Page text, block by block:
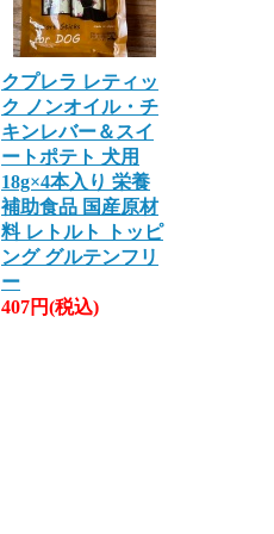
クプレラ レティッ
ク ノンオイル・チ
キンレバー＆スイ
ートポテト 犬用
18g×4本入り 栄養
補助食品 国産原材
料 レトルト トッピ
ング グルテンフリ
ー
407円(税込)